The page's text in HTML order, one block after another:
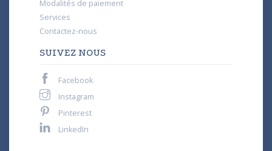
Modalités de paiement
Services
Contactez-nous
SUIVEZ NOUS
Facebook
Instagram
Pinterest
LinkedIn